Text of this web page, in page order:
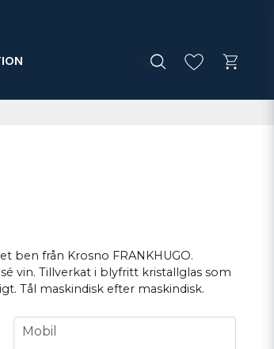
ben från Krosno FRANKHUGO.
vin. Tillverkat i blyfritt kristallglas som
Tål maskindisk efter maskindisk.
phone
Mobil